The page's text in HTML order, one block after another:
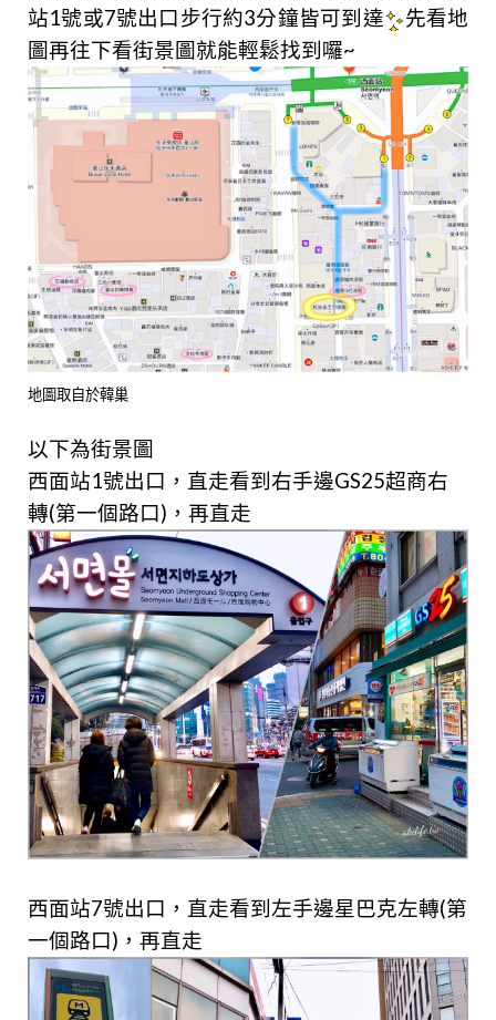
站1號或7號出口步行約3分鐘皆可到達
先看地
圖再往下看街景圖就能輕鬆找到囉~
地圖取自於韓巢
以下為街景圖
西面站1號出口，直走看到右手邊GS25超商右
轉(第一個路口)，再直走
西面站7號出口，直走看到左手邊星巴克左轉(第
一個路口)，再直走